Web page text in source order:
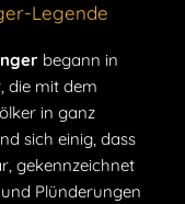
Legende
begann in
die mit dem
in ganz
sich einig, dass
gekennzeichnet
Plünderungen